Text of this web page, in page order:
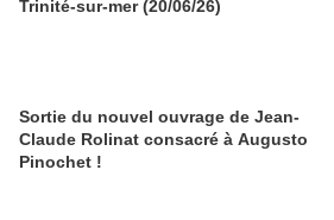
Trinité-sur-mer (20/06/26)
Sortie du nouvel ouvrage de Jean-
Claude Rolinat consacré à Augusto
Pinochet !